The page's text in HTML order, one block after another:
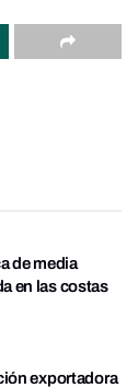
de media
en las costas
exportadora